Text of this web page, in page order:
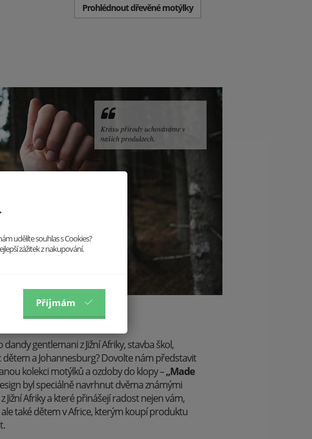
Prohlédnout dřevěné motýlky
Krásu přírody uchováváme v
našich produktech.
Dvakrát.
gentlemani z Jižní Afriky, stavba škol,
a Johannesburg? Dovolte nám představit
kolekci motýlků a ozdoby do klopy –„Made
byl speciálně navrhnut dvěma známými
Jižní Afriky a které přinášejí radost nejen vám,
také dětem v Africe, kterým koupí produktu
udělíte souhlas s Cookies?
zážitek z nakupování.
Příjmám